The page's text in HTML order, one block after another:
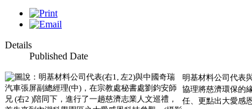
Details
Published Date
明基材料公司代表
協理將慈濟環保的
任、更點出大愛感